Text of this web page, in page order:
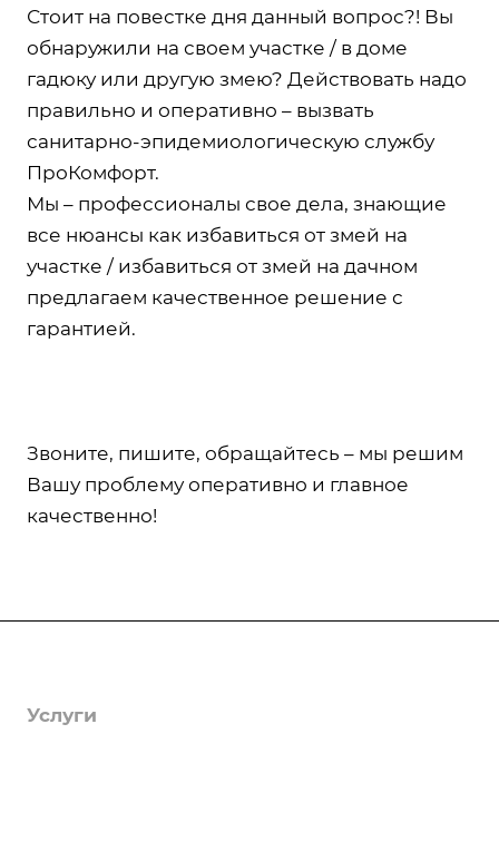
Стоит на повестке дня данный вопрос?! Вы
обнаружили на своем участке / в доме
гадюку или другую змею? Действовать надо
правильно и оперативно – вызвать
санитарно-эпидемиологическую службу
ПроКомфорт.
Мы – профессионалы свое дела, знающие
все нюансы как избавиться от змей на
участке / избавиться от змей на дачном
предлагаем качественное решение с
гарантией.
Звоните, пишите, обращайтесь – мы решим
Вашу проблему оперативно и главное
качественно!
О компании
Услуги